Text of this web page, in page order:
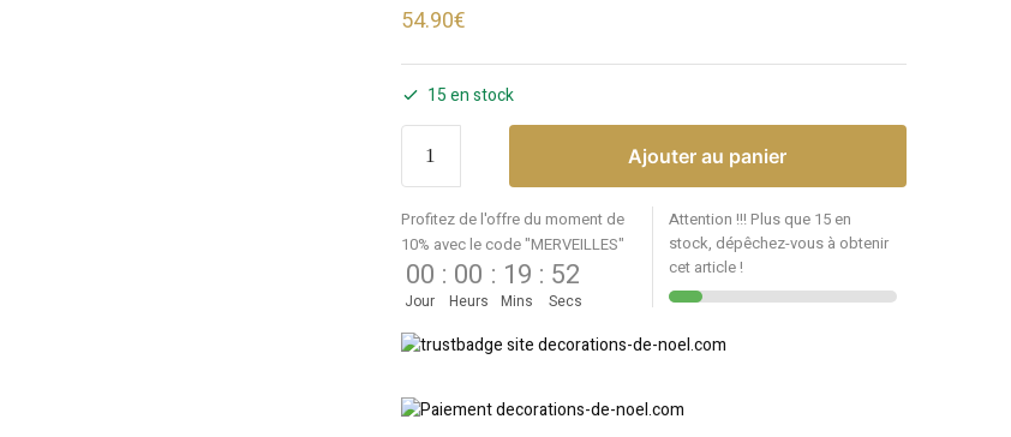
54.90€
15 en stock
Ajouter au panier
Profitez de l'offre du moment de
10% avec le code "MERVEILLES"
00
Jour
: 00
Heurs
: 19
Mins
: 50
Secs
Attention !!! Plus que 15 en
stock, dépêchez-vous à obtenir
cet article !